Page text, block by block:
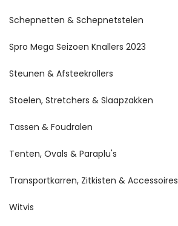
Schepnetten & Schepnetstelen
Spro Mega Seizoen Knallers 2023
Steunen & Afsteekrollers
Stoelen, Stretchers & Slaapzakken
Tassen & Foudralen
Tenten, Ovals & Paraplu's
Transportkarren, Zitkisten & Accessoires
Witvis